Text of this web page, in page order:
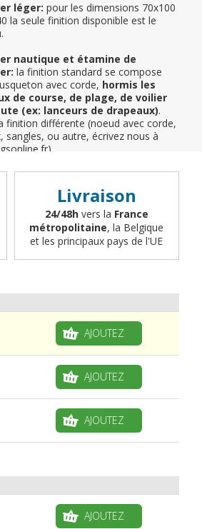
léger: pour les dimensions 70x100
la seule finition disponible est le
nautique et étamine de
la finition standard se compose
avec corde, hormis les
de course, de plage, de voilier
(ex: lanceurs de drapeaux).
finition différente (noeud avec corde,
sangles, ou autre, écrivez nous à
Livraison
24/48hvers la France
métropolitaine, la Belgique
et les principaux pays de l'UE
AJOUTEZ
AJOUTEZ
AJOUTEZ
AJOUTEZ